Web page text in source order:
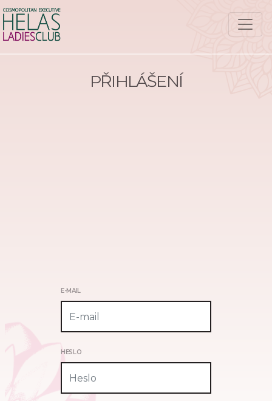
PŘIHLÁŠENÍ
E-MAIL
HESLO